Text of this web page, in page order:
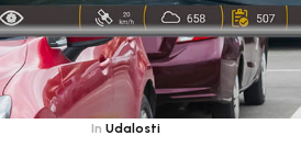
In Udalosti